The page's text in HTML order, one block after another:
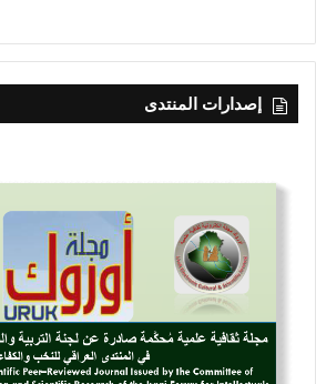
إصدارات المنتدى